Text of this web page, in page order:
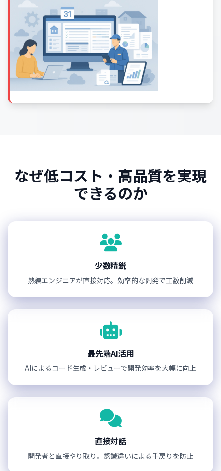
なぜ低コスト・高品質を実現
できるのか
少数精鋭
熟練エンジニアが直接対応。効率的な開発で工数削減
最先端AI活用
AIによるコード生成・レビューで開発効率を大幅に向上
直接対話
開発者と直接やり取り。認識違いによる手戻りを防止